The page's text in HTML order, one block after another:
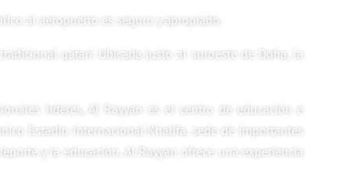
al aeropuerto es seguro y apropiado.
qatarí. Ubicada justo al suroeste de Doha, la
líderes, Al Rayyan es el centro de educación e
Estadio Internacional Khalifa, sede de importantes
y la educación, Al Rayyan ofrece una experiencia